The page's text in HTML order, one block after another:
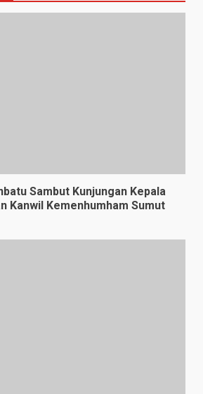
Sambut Kunjungan Kepala
Kanwil Kemenhumham Sumut